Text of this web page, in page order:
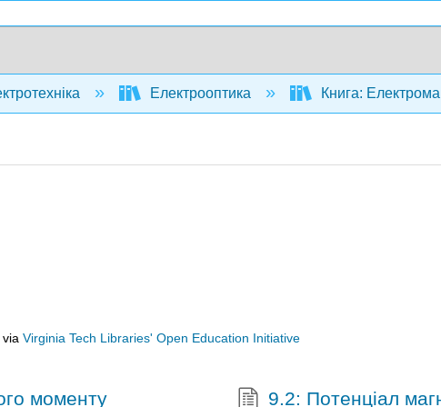
Електрооптика Книга:
Virginia Tech Libraries' Open Education Initiative
моменту 9.2: Потенціал